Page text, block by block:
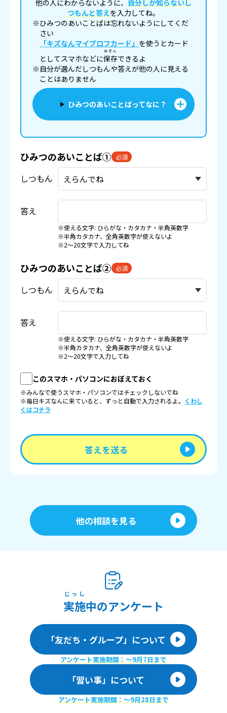
他の人にわからないように、 自分しか知らないし
つもんと答えを入力してね。
※ひみつのあいことばは忘れないようにしてくだ
さい
「キズなんマイプロフカード」 を使うとカード
としてスマホなどに保存
ほぞん
できるよ
※自分が選んだしつもんや答えが他の人に見える
ことはありません
ひみつのあいことばってなに？
ひみつのあいことば① 必須
しつもん
答え
※使える文字: ひらがな・カタカナ・半角英数字
※半角カタカナ、全角英数字が使えないよ
※2〜20文字で入力してね
ひみつのあいことば② 必須
しつもん
答え
※使える文字: ひらがな・カタカナ・半角英数字
※半角カタカナ、全角英数字が使えないよ
※2〜20文字で入力してね
このスマホ・パソコンにおぼえておく
※みんなで使うスマホ・パソコンではチェックしないでね
※毎日キズなんに来ていると、ずっと自動で入力されるよ。 くわし
くはコチラ
答えを送る
他の相談を見る
実施
じっし
中のアンケート
「友だち・グループ」について
アンケート実施期間：〜9月7日まで
「習い事」について
アンケート実施期間：〜9月28日まで